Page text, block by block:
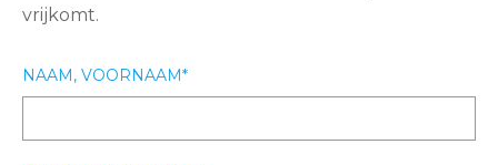
vrijkomt.
NAAM, VOORNAAM